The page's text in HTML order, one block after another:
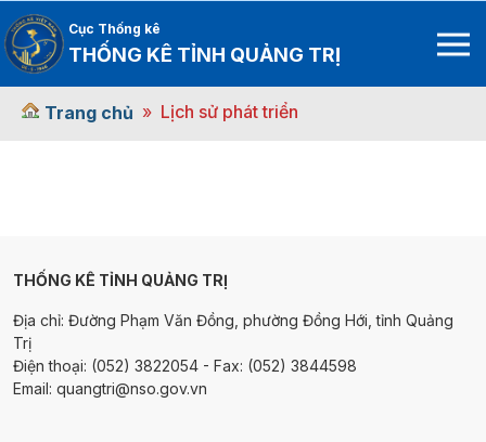
Cục Thống kê
THỐNG KÊ TỈNH QUẢNG TRỊ
Trang chủ Lịch sử phát triển
THỐNG KÊ TỈNH QUẢNG TRỊ
Địa chỉ: Đường Phạm Văn Đồng, phường Đồng Hới, tỉnh Quảng
Trị
Điện thoại: (052) 3822054 - Fax: (052) 3844598
Email: quangtri@nso.gov.vn